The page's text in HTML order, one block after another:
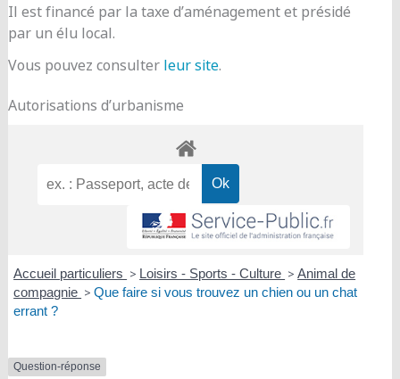
Il est financé par la taxe d’aménagement et présidé
par un élu local.
Vous pouvez consulter leur site.
Autorisations d’urbanisme
Accueil particuliers > Loisirs - Sports - Culture > Animal de
compagnie > Que faire si vous trouvez un chien ou un chat
errant ?
Question-réponse